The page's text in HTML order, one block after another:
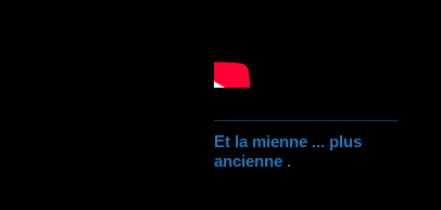
Et la mienne ... plus
ancienne .